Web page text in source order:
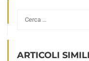
ARTICOLI SIMILI